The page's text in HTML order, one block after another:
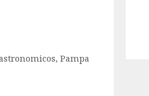
, Pampa